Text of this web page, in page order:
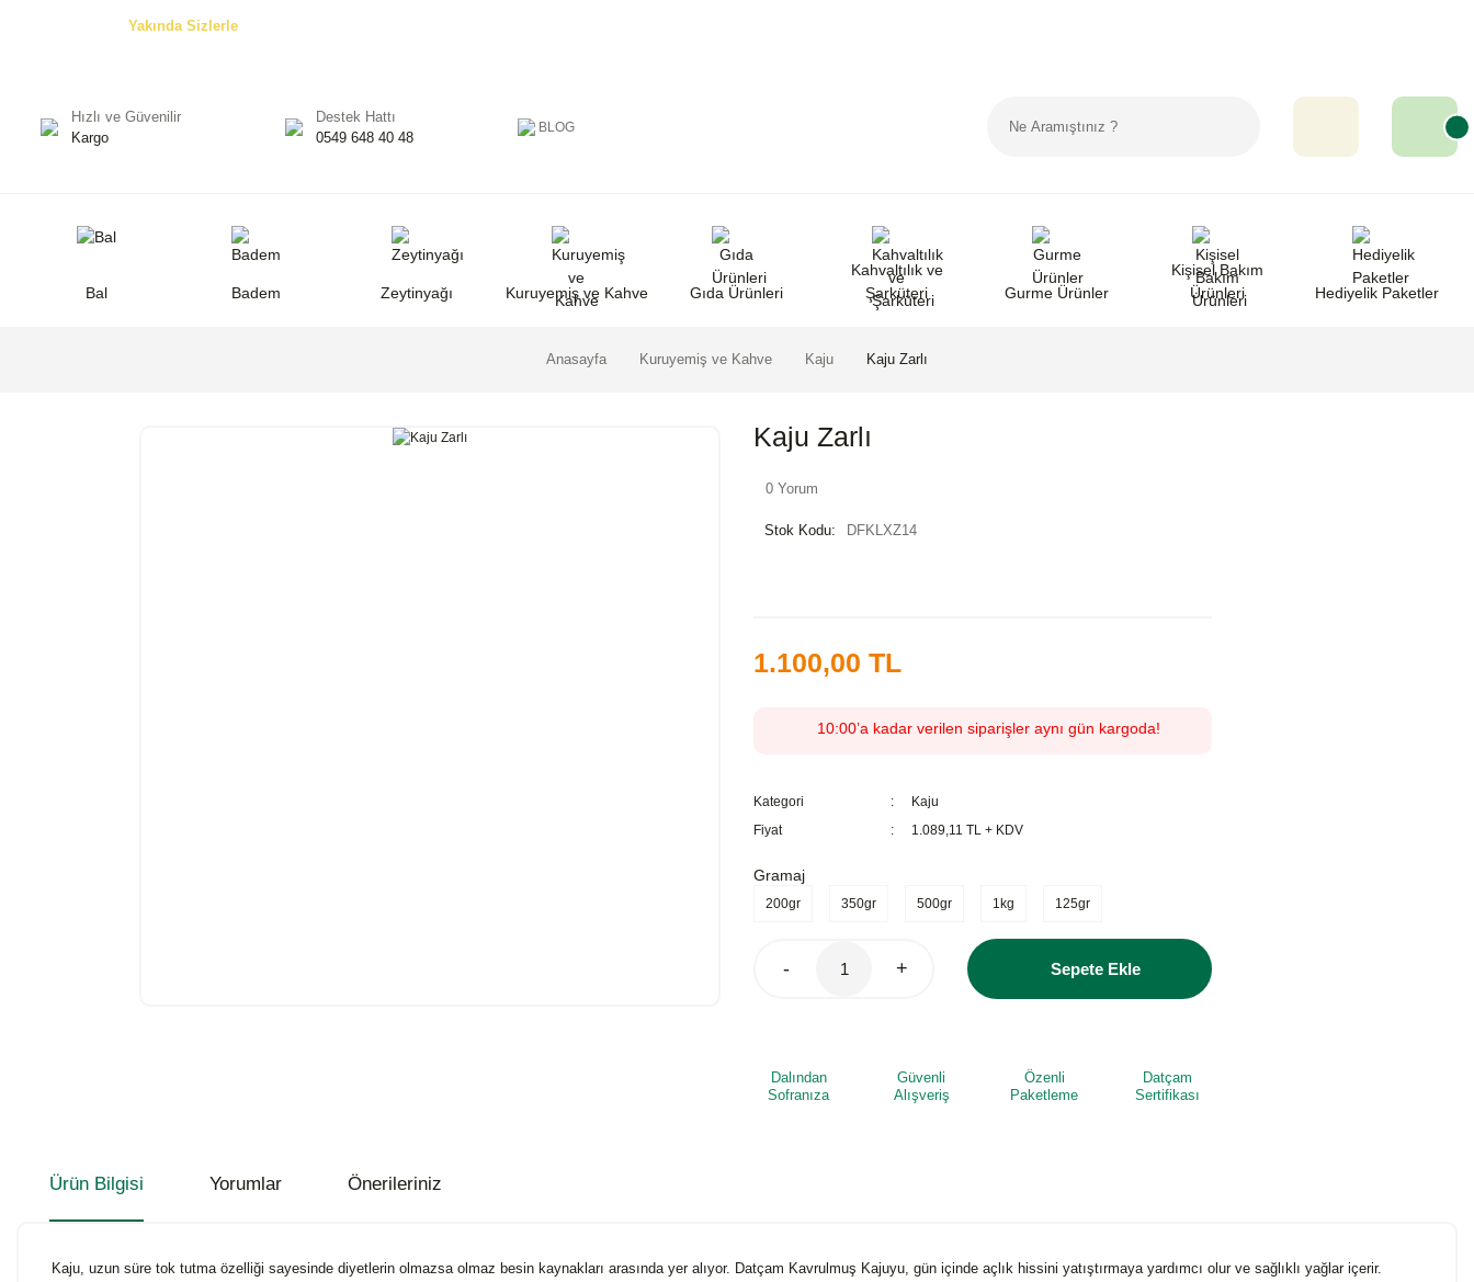
Yakında Sizlerle
Hızlı ve Güvenilir
Kargo
Destek Hattı
0549 648 40 48
BLOG
Bal Badem Zeytinyağı Kuruyemiş ve Kahve Gıda Ürünleri
Kahvaltılık ve
Şarküteri
Gurme Ürünler
Kişisel Bakım
Ürünleri
Hediyelik Paketler
Anasayfa Kuruyemiş ve Kahve Kaju Kaju Zarlı
Kaju Zarlı
0 Yorum
Stok Kodu: DFKLXZ14
1.100,00 TL
10:00’a kadar verilen siparişler aynı gün kargoda!
Kategori
Kaju
Fiyat
1.089,11 TL + KDV
Gramaj
200gr 350gr 500gr 1kg 125gr
- + Sepete Ekle
Dalından
Sofranıza
Güvenli
Alışveriş
Özenli
Paketleme
Datçam
Sertifikası
Ürün Bilgisi Yorumlar Önerileriniz
Kaju, uzun süre tok tutma özelliği sayesinde diyetlerin olmazsa olmaz besin kaynakları arasında yer alıyor. Datçam Kavrulmuş Kajuyu, gün içinde açlık hissini yatıştırmaya yardımcı olur ve sağlıklı yağlar içerir.